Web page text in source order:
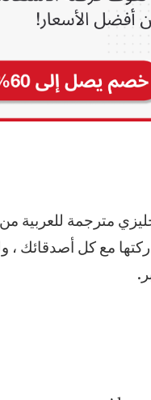
مترجمة للعربية
مع كل أصدقائك ،